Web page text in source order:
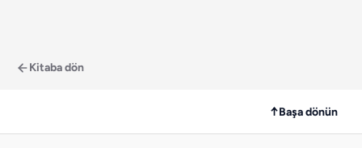
Kitaba dön
↑Başa dönün